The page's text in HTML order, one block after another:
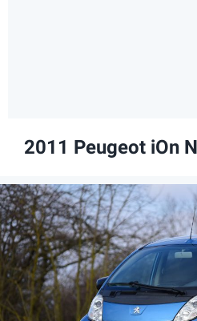
2011 Peugeot iOn